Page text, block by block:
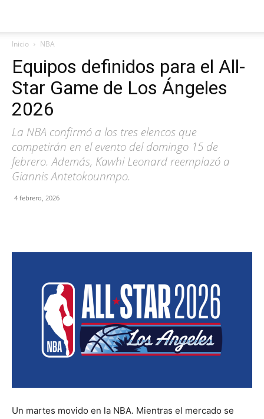
Inicio NBA
Equipos definidos para el All-
Star Game de Los Ángeles
2026
La NBA confirmó a los tres elencos que
competirán en el evento del domingo 15 de
febrero. Además, Kawhi Leonard reemplazó a
Giannis Antetokounmpo.
4 febrero, 2026
Un martes movido en la NBA. Mientras el mercado se